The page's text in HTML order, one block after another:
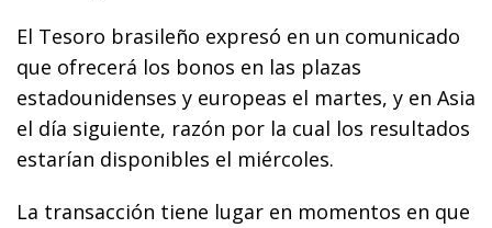
El Tesoro brasileño expresó en un comunicado
que ofrecerá los bonos en las plazas
estadounidenses y europeas el martes, y en Asia
el día siguiente, razón por la cual los resultados
estarían disponibles el miércoles.
La transacción tiene lugar en momentos en que